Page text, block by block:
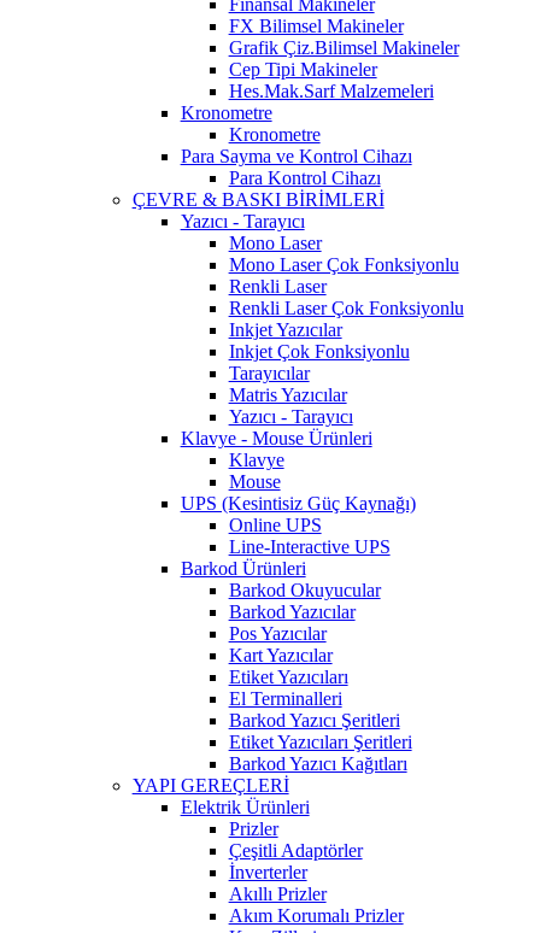
Finansal Makineler
FX Bilimsel Makineler
Grafik Çiz.Bilimsel Makineler
Cep Tipi Makineler
Hes.Mak.Sarf Malzemeleri
Kronometre
Kronometre
Para Sayma ve Kontrol Cihazı
Para Kontrol Cihazı
ÇEVRE & BASKI BİRİMLERİ
Yazıcı - Tarayıcı
Mono Laser
Mono Laser Çok Fonksiyonlu
Renkli Laser
Renkli Laser Çok Fonksiyonlu
Inkjet Yazıcılar
Inkjet Çok Fonksiyonlu
Tarayıcılar
Matris Yazıcılar
Yazıcı - Tarayıcı
Klavye - Mouse Ürünleri
Klavye
Mouse
UPS (Kesintisiz Güç Kaynağı)
Online UPS
Line-Interactive UPS
Barkod Ürünleri
Barkod Okuyucular
Barkod Yazıcılar
Pos Yazıcılar
Kart Yazıcılar
Etiket Yazıcıları
El Terminalleri
Barkod Yazıcı Şeritleri
Etiket Yazıcıları Şeritleri
Barkod Yazıcı Kağıtları
YAPI GEREÇLERİ
Elektrik Ürünleri
Prizler
Çeşitli Adaptörler
İnverterler
Akıllı Prizler
Akım Korumalı Prizler